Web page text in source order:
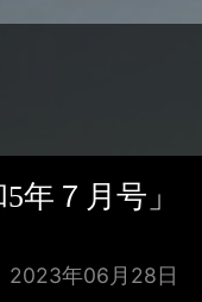
年７月号」
2023年06月28日